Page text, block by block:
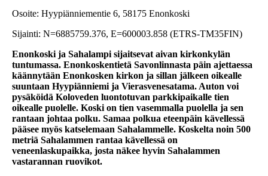
Osoite: Hyypiänniementie 6, 58175 Enonkoski
Sijainti: N=6885759.376, E=600003.858 (ETRS-TM35FIN)
Enonkoski ja Sahalampi sijaitsevat aivan kirkonkylän
tuntumassa. Enonkoskentietä Savonlinnasta päin ajettaessa
käännytään Enonkosken kirkon ja sillan jälkeen oikealle
suuntaan Hyypiänniemi ja Vierasvenesatama. Auton voi
pysäköidä Koloveden luontotuvan parkkipaikalle tien
oikealle puolelle. Koski on tien vasemmalla puolella ja sen
rantaan johtaa polku. Samaa polkua eteenpäin kävellessä
pääsee myös katselemaan Sahalammelle. Koskelta noin 500
metriä Sahalammen rantaa kävellessä on
veneenlaskupaikka, josta näkee hyvin Sahalammen
vastarannan ruovikot.